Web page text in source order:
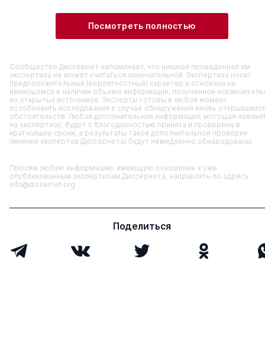
Посмотреть полностью
Сообщество Диссернет напоминает, что никакая проведенная им
экспертиза не может считаться окончательной. Экспертиза носит
предположительный (вероятностный) характер и основана на
имеющемся в наличии объеме информации, полученной
из открытых источников. Эксперты готовы в любой момент
возобновить исследования в случае обнаружения вновь
обстоятельств. Любая дополнительная информация, могущая
на экспертизу, будет с благодарностью принята и проверена в
кратчайшие сроки, а результаты такой дополнительной проверки
(мнения экспертов Диссернета) будут немедленно обнародованы.
Просим любую информацию, имеющую отношение к уже
опубликованным экспертизам Диссернета, направлять по адресу
info@dissernet.org
Поделиться